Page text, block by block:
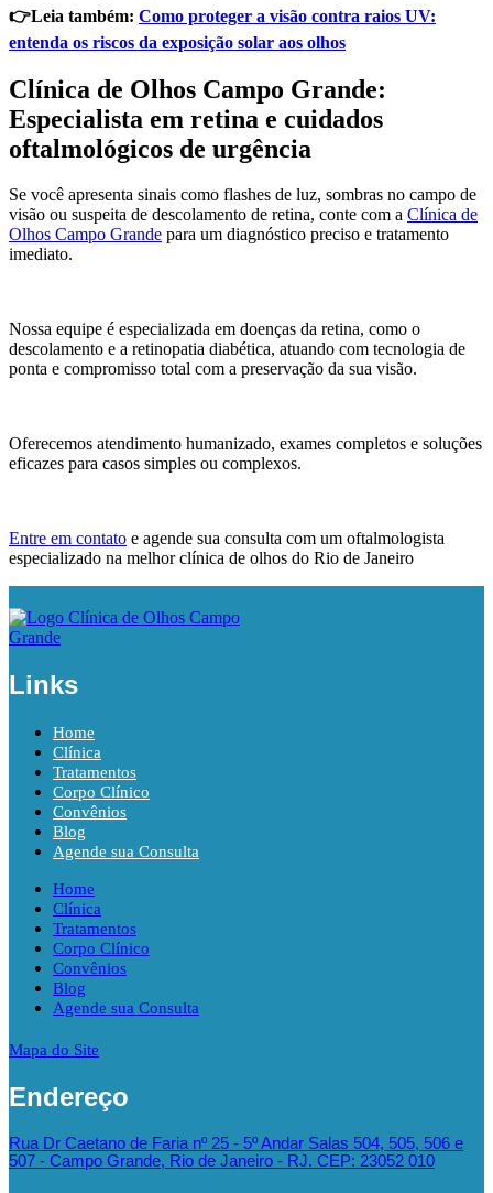
👉Leia também: Como proteger a visão contra raios UV:
entenda os riscos da exposição solar aos olhos
Clínica de Olhos Campo Grande:
Especialista em retina e cuidados
oftalmológicos de urgência
Se você apresenta sinais como flashes de luz, sombras no campo de
visão ou suspeita de descolamento de retina, conte com a Clínica de
Olhos Campo Grande para um diagnóstico preciso e tratamento
imediato.
Nossa equipe é especializada em doenças da retina, como o
descolamento e a retinopatia diabética, atuando com tecnologia de
ponta e compromisso total com a preservação da sua visão.
Oferecemos atendimento humanizado, exames completos e soluções
eficazes para casos simples ou complexos.
Entre em contato e agende sua consulta com um oftalmologista
especializado na melhor clínica de olhos do Rio de Janeiro
Links
Home
Clínica
Tratamentos
Corpo Clínico
Convênios
Blog
Agende sua Consulta
Home
Clínica
Tratamentos
Corpo Clínico
Convênios
Blog
Agende sua Consulta
Mapa do Site
Endereço
Rua Dr Caetano de Faria nº 25 - 5º Andar Salas 504, 505, 506 e
507 - Campo Grande, Rio de Janeiro - RJ. CEP: 23052 010